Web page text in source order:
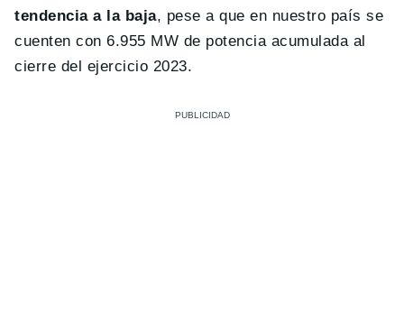
tendencia a la baja, pese a que en nuestro país se
cuenten con 6.955 MW de potencia acumulada al
cierre del ejercicio 2023.